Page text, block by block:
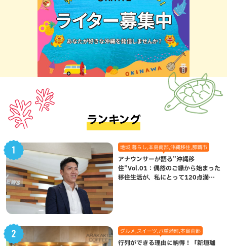
ランキング
地域,暮らし,本島南部,沖縄移住,那覇市
アナウンサーが語る”沖縄移
住”Vol.01：偶然のご縁から始まった
移住生活が、私にとって120点満点
グルメ,スイーツ,八重瀬町,本島南部
行列ができる理由に納得！「新垣珈